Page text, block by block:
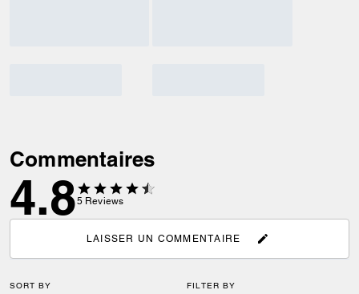
Commentaires
4.85 Reviews
LAISSER UN COMMENTAIRE
SORT BY FILTER BY